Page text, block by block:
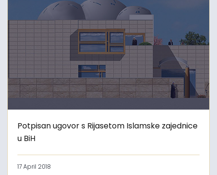
Potpisan ugovor s Rijasetom Islamske zajednice
u BiH
17 April 2018